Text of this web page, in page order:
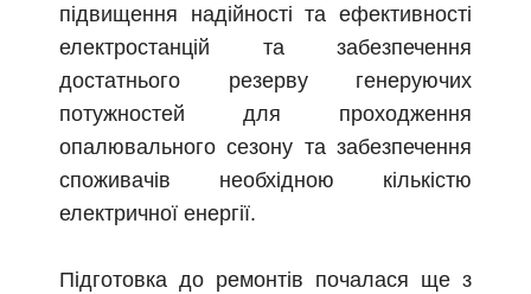
підвищення надійності та ефективності
електростанцій та забезпечення
достатнього резерву генеруючих
потужностей для проходження
опалювального сезону та забезпечення
споживачів необхідною кількістю
електричної енергії.
Підготовка до ремонтів почалася ще з